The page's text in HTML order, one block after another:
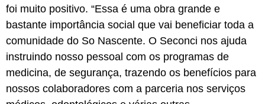
foi muito positivo. “Essa é uma obra grande e
bastante importância social que vai beneficiar toda a
comunidade do So Nascente. O Seconci nos ajuda
instruindo nosso pessoal com os programas de
medicina, de segurança, trazendo os benefícios para
nossos colaboradores com a parceria nos serviços